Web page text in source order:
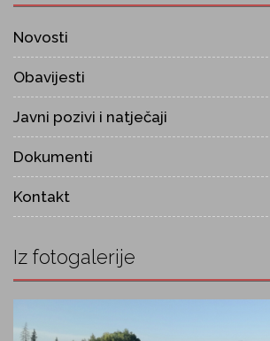
Novosti
Obavijesti
Javni pozivi i natječaji
Dokumenti
Kontakt
Iz fotogalerije